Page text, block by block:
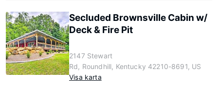
Secluded Brownsville Cabin w/
Deck & Fire Pit
2147 Stewart
Rd, Roundhill, Kentucky 42210-8691, US
Visa karta